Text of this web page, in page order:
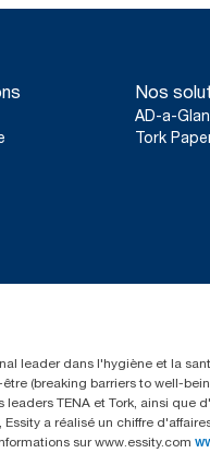
Nos
AD-a-
Tork
leader dans l'hygiène et la
(breaking barriers to well-
TENA et Tork, ainsi
Essity a réalisé un chiffre
sur www.essity.com